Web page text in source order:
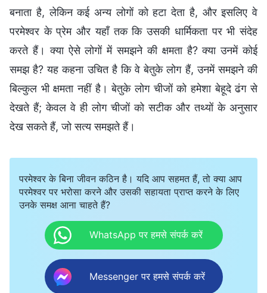
बनाता है, लेकिन कई अन्य लोगों को हटा देता है, और इसलिए वे
परमेश्वर के प्रेम और यहाँ तक कि उसकी धार्मिकता पर भी संदेह
करते हैं। क्या ऐसे लोगों में समझने की क्षमता है? क्या उनमें कोई
समझ है? यह कहना उचित है कि वे बेतुके लोग हैं, उनमें समझने की
बिल्कुल भी क्षमता नहीं है। बेतुके लोग चीजों को हमेशा बेहूदे ढंग से
देखते हैं; केवल वे ही लोग चीजों को सटीक और तथ्यों के अनुसार
देख सकते हैं, जो सत्य समझते हैं।
परमेश्वर के बिना जीवन कठिन है। यदि आप सहमत हैं, तो क्या आप
परमेश्वर पर भरोसा करने और उसकी सहायता प्राप्त करने के लिए
उनके समक्ष आना चाहते हैं?
WhatsApp पर हमसे संपर्क करें
Messenger पर हमसे संपर्क करें